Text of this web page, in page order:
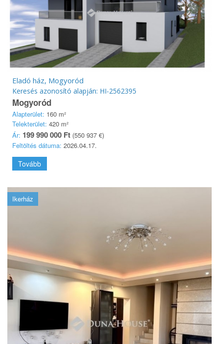
Eladó ház, Mogyoród
Keresés azonosító alapján: HI-2562395
Mogyoród
Alapterület: 160 m²
Telekterület: 420 m²
Ár: 199 990 000 Ft (550 937 €)
Feltöltés dátuma: 2026.04.17.
Tovább
Ikerház